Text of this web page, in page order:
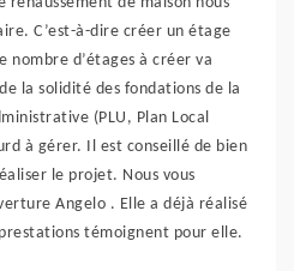
C’est-à-dire créer un étage
nombre d’étages à créer va
la solidité des fondations de la
(PLU, Plan Local
à gérer. Il est conseillé de bien
le projet. Nous vous
Angelo . Elle a déjà réalisé
témoignent pour elle.